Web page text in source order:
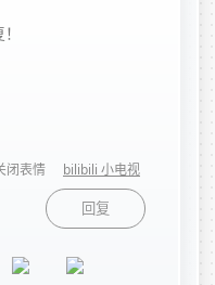
闭表情 bilibili 小电视
回复